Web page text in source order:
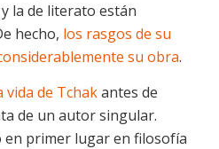
la de literato están
hecho, los rasgos de su
su obra.
vida de Tchakantes de
de un autor singular.
en primer lugar en filosofía